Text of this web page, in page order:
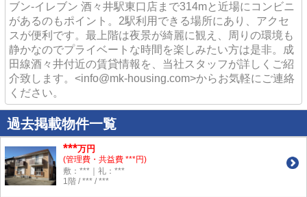
ブン‐イレブン 酒々井駅東口店まで314mと近場にコンビニ
があるのもポイント。2駅利用できる場所にあり、アクセ
スが便利です。最上階は夜景が綺麗に観え、周りの環境も
静かなのでプライベートな時間を楽しみたい方は是非。成
田線酒々井付近の賃貸情報を、当社スタッフが詳しくご紹
介致します。<info@mk-housing.com>からお気軽にご連絡
ください。
過去掲載物件一覧
***万円
(管理費・共益費 ***円)
敷：***｜礼：***
1階 / *** / ***